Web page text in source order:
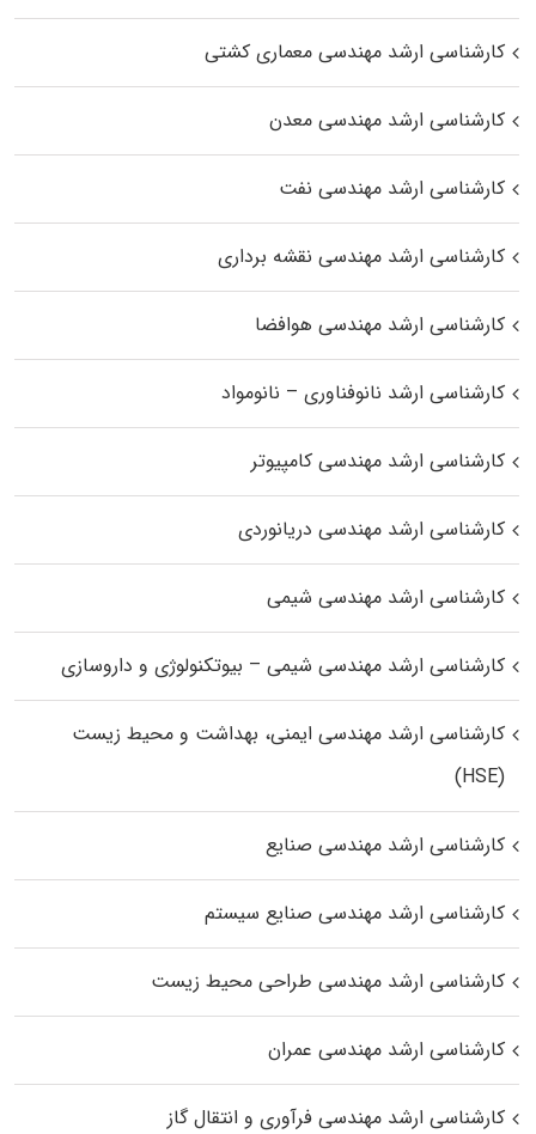
کارشناسی ارشد مهندسی معماری کشتی
کارشناسی ارشد مهندسی معدن
کارشناسی ارشد مهندسی نفت
کارشناسی ارشد مهندسی نقشه برداری
کارشناسی ارشد مهندسی هوافضا
کارشناسی ارشد نانوفناوری – نانومواد
کارشناسی ارشد مهندسی کامپیوتر
کارشناسی ارشد مهندسی دریانوردی
کارشناسی ارشد مهندسی شیمی
کارشناسی ارشد مهندسی شیمی – بیوتکنولوژی و داروسازی
کارشناسی ارشد مهندسی ایمنی، بهداشت و محیط زیست
(HSE)
کارشناسی ارشد مهندسی صنایع
کارشناسی ارشد مهندسی صنایع سیستم
کارشناسی ارشد مهندسی طراحی محیط زیست
کارشناسی ارشد مهندسی عمران
کارشناسی ارشد مهندسی فرآوری و انتقال گاز